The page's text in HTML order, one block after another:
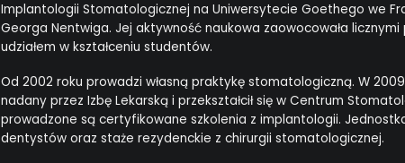
Implantologii Stomatologicznej na Uniwersytecie Goethego we
Georga Nentwiga. Jej aktywność naukowa zaowocowała
udziałem w kształceniu studentów.
Od 2002 roku prowadzi własną praktykę stomatologiczną. W
nadany przez Izbę Lekarską i przekształcił się w Centrum
prowadzone są certyfikowane szkolenia z implantologii.
dentystów oraz staże rezydenckie z chirurgii stomatologicznej.